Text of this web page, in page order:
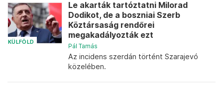
KÜLFÖLD
Le akarták tartóztatni Milorad
Dodikot, de a boszniai Szerb
Köztársaság rendőrei
megakadályozták ezt
Pál Tamás
Az incidens szerdán történt Szarajevó
közelében.